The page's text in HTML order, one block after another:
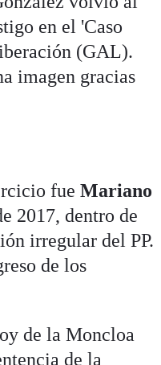
en el 'Caso
(GAL).
imagen gracias
fueMariano
2017, dentro de
irregular del PP.
de los
de la Moncloa
de la